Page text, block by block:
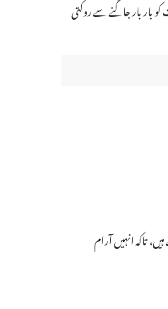
بار بار جاگنے سے روکتی
تاکہ انہیں آرام